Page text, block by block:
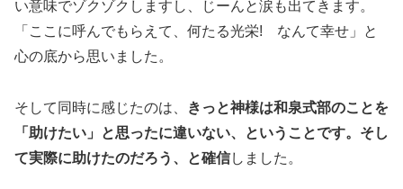
い意味でゾクゾクしますし、じーんと涙も出てきます。
「ここに呼んでもらえて、何たる光栄! なんて幸せ」と
心の底から思いました。
そして同時に感じたのは、
きっと神様は和泉式部のことを
「助けたい」と思ったに違いない、ということです。そし
て実際に助けたのだろう、と確信しました。